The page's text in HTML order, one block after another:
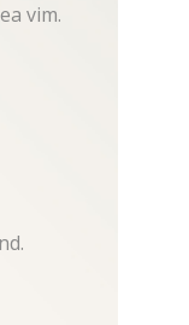
vim.